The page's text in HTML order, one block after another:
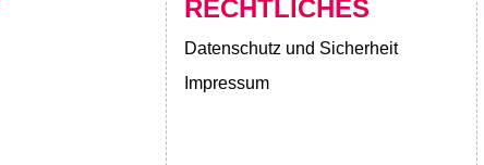
RECHTLICHES
Datenschutz und Sicherheit
Impressum